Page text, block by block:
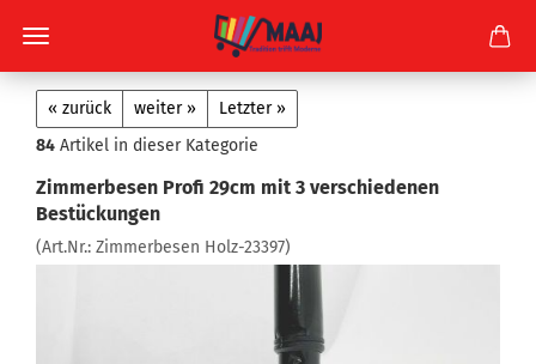
« zurück weiter »
Letzter »
84 Artikel in dieser Kategorie
Zimmerbesen Profi 29cm mit 3 verschiedenen
Bestückungen
(Art.Nr.: Zimmerbesen Holz-23397)